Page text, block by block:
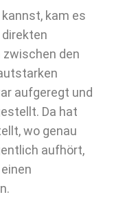
kam es
den
aufgeregt und
Da hat
wo genau
aufhört,